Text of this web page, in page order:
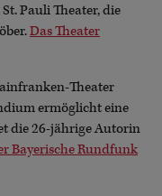
Pauli Theater, die
Das Theater
Theater
ermöglicht eine
die 26-jährige Autorin
Bayerische Rundfunk